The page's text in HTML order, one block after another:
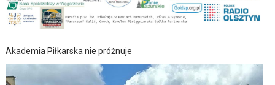
Akademia Piłkarska nie próżnuje